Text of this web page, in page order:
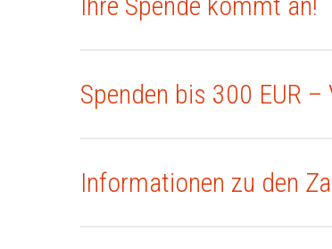
Spenden bis 300 EUR
Informationen zu den